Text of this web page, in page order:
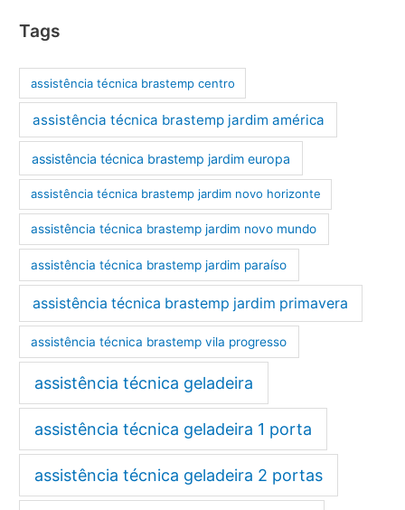
Tags
assistência técnica brastemp centro
assistência técnica brastemp jardim américa
assistência técnica brastemp jardim europa
assistência técnica brastemp jardim novo horizonte
assistência técnica brastemp jardim novo mundo
assistência técnica brastemp jardim paraíso
assistência técnica brastemp jardim primavera
assistência técnica brastemp vila progresso
assistência técnica geladeira
assistência técnica geladeira 1 porta
assistência técnica geladeira 2 portas